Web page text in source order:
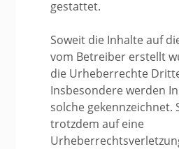
gestattet.
Soweit die Inhalte auf
vom Betreiber erstellt
die Urheberrechte
Insbesondere werden
solche gekennzeichnet.
trotzdem auf eine